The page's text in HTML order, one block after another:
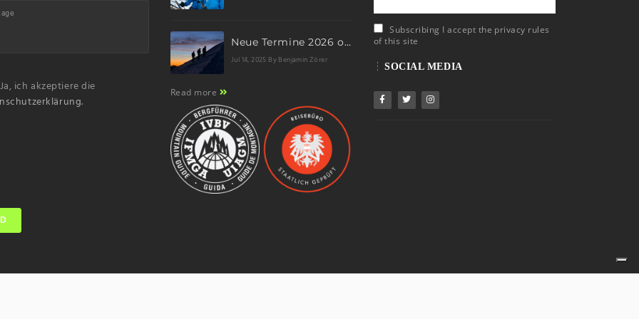
Ja, ich akzeptiere die
Neue Termine 2026 online – dein nächstes Abenteuer wartet!
Jul 14, 2025 By Benjamin Zörer
Read more
Subscribing I accept the privacy rules
of this site
SOCIAL MEDIA